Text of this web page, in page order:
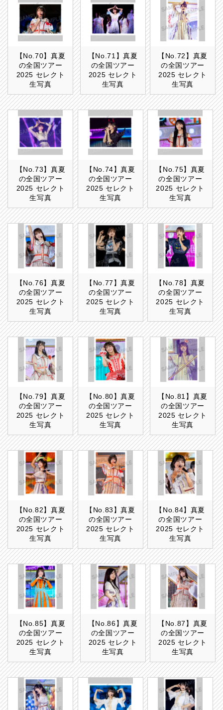
【No.70】真夏
の全国ツアー
2025 セレクト
生写真
【No.71】真夏
の全国ツアー
2025 セレクト
生写真
【No.72】真夏
の全国ツアー
2025 セレクト
生写真
【No.73】真夏
の全国ツアー
2025 セレクト
生写真
【No.74】真夏
の全国ツアー
2025 セレクト
生写真
【No.75】真夏
の全国ツアー
2025 セレクト
生写真
【No.76】真夏
の全国ツアー
2025 セレクト
生写真
【No.77】真夏
の全国ツアー
2025 セレクト
生写真
【No.78】真夏
の全国ツアー
2025 セレクト
生写真
【No.79】真夏
の全国ツアー
2025 セレクト
生写真
【No.80】真夏
の全国ツアー
2025 セレクト
生写真
【No.81】真夏
の全国ツアー
2025 セレクト
生写真
【No.82】真夏
の全国ツアー
2025 セレクト
生写真
【No.83】真夏
の全国ツアー
2025 セレクト
生写真
【No.84】真夏
の全国ツアー
2025 セレクト
生写真
【No.85】真夏
の全国ツアー
2025 セレクト
生写真
【No.86】真夏
の全国ツアー
2025 セレクト
生写真
【No.87】真夏
の全国ツアー
2025 セレクト
生写真